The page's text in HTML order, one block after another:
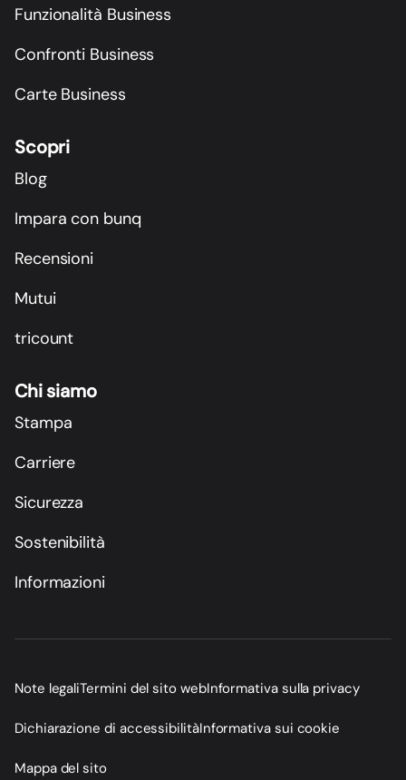
Funzionalità Business
Confronti Business
Carte Business
Scopri
Blog
Impara con bunq
Recensioni
Mutui
tricount
Chi siamo
Stampa
Carriere
Sicurezza
Sostenibilità
Informazioni
Note legaliTermini del sito webInformativa sulla privacy
Dichiarazione di accessibilitàInformativa sui cookie
Mappa del sito